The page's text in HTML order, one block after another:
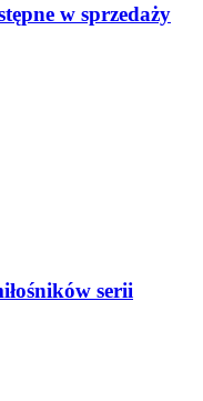
w sprzedaży
serii